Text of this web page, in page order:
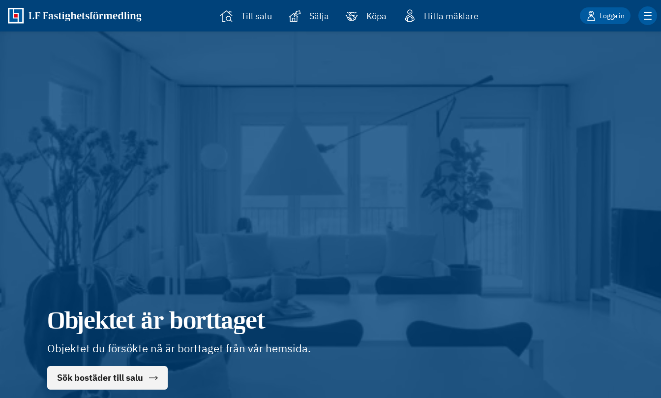
Till salu Sälja Köpa Hitta mäklare Logga in
Objektet är borttaget
Objektet du försökte nå är borttaget från vår hemsida.
Sök bostäder till salu